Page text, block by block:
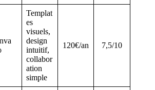
Templat
es
visuels,
design
intuitif,
collabor
ation
simple
120€/an 7,5/10